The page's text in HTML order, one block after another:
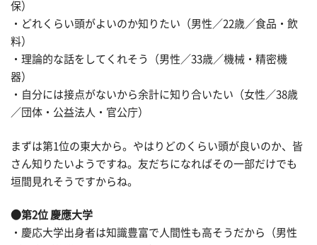
保）
・どれくらい頭がよいのか知りたい（男性／22歳／食品・飲
料）
・理論的な話をしてくれそう（男性／33歳／機械・精密機
器）
・自分には接点がないから余計に知り合いたい（女性／38歳
／団体・公益法人・官公庁）
まずは第1位の東大から。やはりどのくらい頭が良いのか、皆
さん知りたいようですね。友だちになればその一部だけでも
垣間見れそうですからね。
●第2位 慶應大学
・慶応大学出身者は知識豊富で人間性も高そうだから（男性